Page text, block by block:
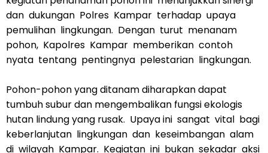
dan dukungan Polres Kampar terhadap upaya
pemulihan lingkungan. Dengan turut menanam
pohon, Kapolres Kampar memberikan contoh
nyata tentang pentingnya pelestarian lingkungan.
Pohon-pohon yang ditanam diharapkan dapat
tumbuh subur dan mengembalikan fungsi ekologis
hutan lindung yang rusak. Upaya ini sangat vital bagi
keberlanjutan lingkungan dan keseimbangan alam
di wilayah Kampar. Kegiatan ini bukan sekadar aksi